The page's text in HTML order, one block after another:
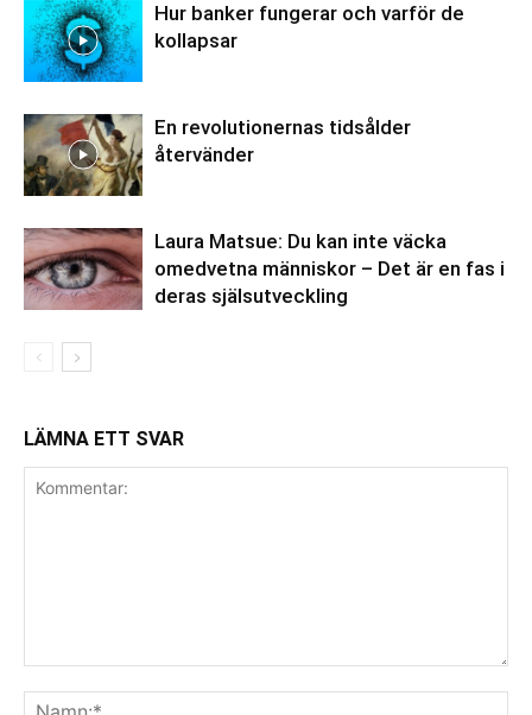
Hur banker fungerar och varför de
kollapsar
En revolutionernas tidsålder
återvänder
Laura Matsue: Du kan inte väcka
omedvetna människor – Det är en fas i
deras själsutveckling
LÄMNA ETT SVAR